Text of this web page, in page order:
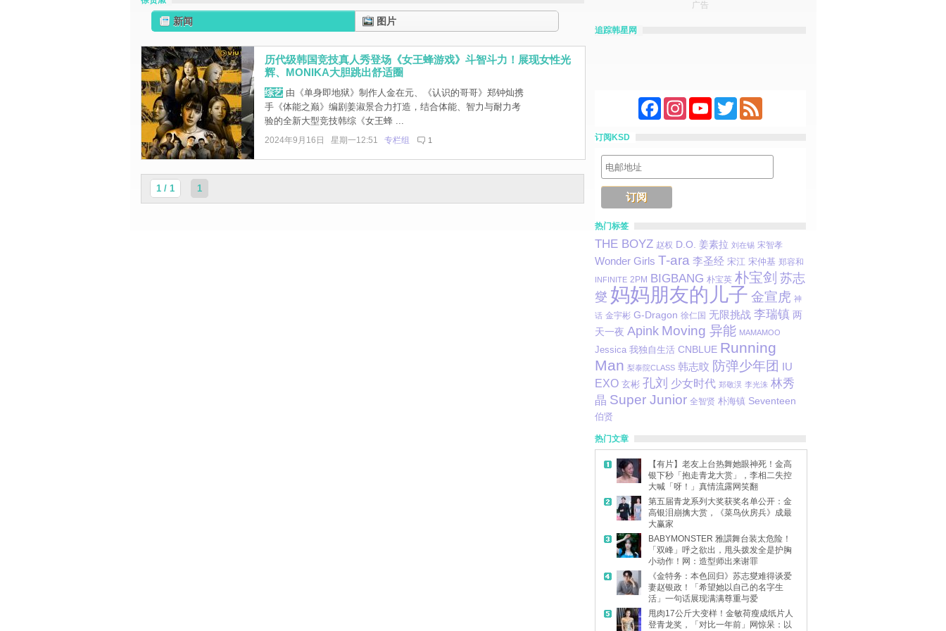
新闻 图片
历代级韩国竞技真人秀登场《女王蜂游戏》斗智斗力！展现女性光
辉、MONIKA大胆跳出舒适圈
综艺由《单身即地狱》制作人金在元、《认识的哥哥》郑钟灿携
手《体能之巅》编剧姜淑景合力打造，结合体能、智力与耐力考
验的全新大型竞技韩综《女王蜂 ...
2024年9月16日 星期一12:51 专栏组 1
1 / 1 1
广告
追踪韩星网
FacebookInstagramYouTubeTwitterFeed
订阅KSD
热门标签
THE BOYZ 赵权 D.O. 姜素拉 刘在锡 宋智孝
Wonder Girls T-ara 李圣经 宋江 宋仲基 郑容和
INFINITE 2PM BIGBANG 朴宝英 朴宝剑 苏志
燮 妈妈朋友的儿子 金宣虎 神
话 金宇彬 G-Dragon 徐仁国 无限挑战 李瑞镇 两
天一夜 Apink Moving 异能 MAMAMOO
Jessica 我独自生活 CNBLUE Running
Man 梨泰院CLASS 韩志旼 防弹少年团 IU
EXO 玄彬 孔刘 少女时代 郑敬淏 李光洙 林秀
晶 Super Junior 全智贤 朴海镇 Seventeen
伯贤
热门文章
【有片】老友上台热舞她眼神死！金高
银下秒「抱走青龙大赏」，李相二失控
大喊「呀！」真情流露网笑翻
第五届青龙系列大奖获奖名单公开：金
高银泪崩擒大赏，《菜鸟伙房兵》成最
大赢家
BABYMONSTER 雅譞舞台装太危险！
「双峰」呼之欲出，甩头拨发全是护胸
小动作！网：造型师出来谢罪
《金特务：本色回归》苏志燮难得谈爱
妻赵银政！「希望她以自己的名字生
活」一句话展现满满尊重与爱
甩肉17公斤大变样！金敏荷瘦成纸片人
登青龙奖，「对比一年前」网惊呆：以